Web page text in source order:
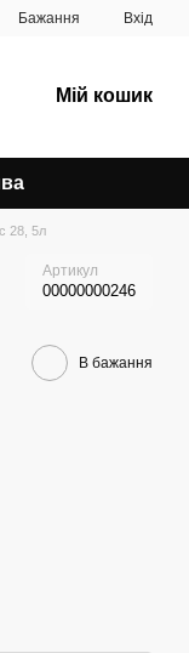
Бажання Вхід
Мій кошик
28, 5л
Артикул
00000000246
В бажання